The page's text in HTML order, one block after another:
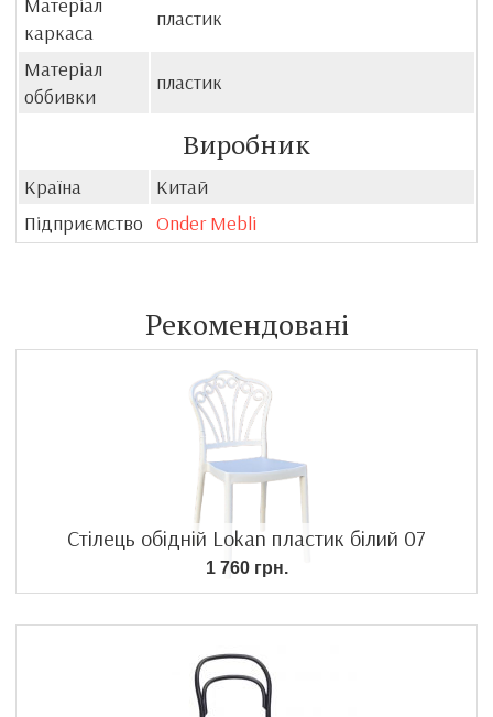
Матеріал
каркаса
пластик
Матеріал
оббивки
пластик
Виробник
Країна
Китай
Підприємство Onder Mebli
Рекомендовані
Стілець обідній Lokan пластик білий 07
1 760 грн.